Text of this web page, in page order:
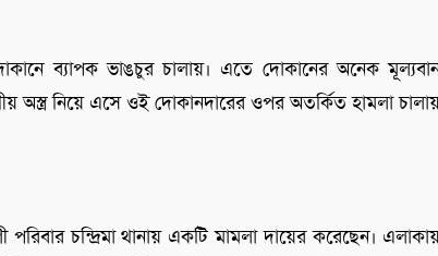
ব্যাপক ভাঙচুর চালায়। এতে দোকানের অনেক
অস্ত্র নিয়ে এসে ওই দোকানদারের ওপর অতর্কিত হামলা
চন্দ্রিমা থানায় একটি মামলা দায়ের করেছেন।